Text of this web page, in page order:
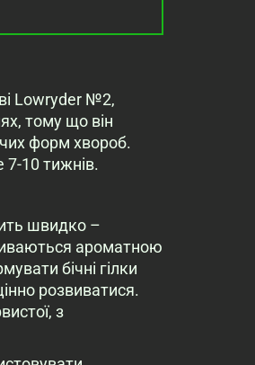
Lowryder №2,
тому що він
форм хвороб.
7-10 тижнів.
швидко –
ароматною
бічні гілки
розвиватися.
з